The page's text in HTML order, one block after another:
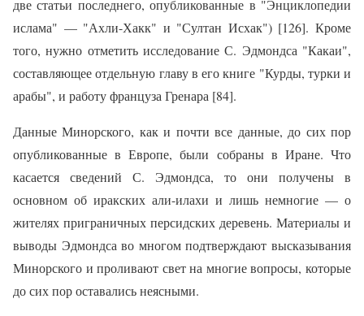
две статьи последнего, опубли­кованные в "Энциклопедии
ислама" — "Ахли-Хакк" и "Султан Исхак") [126]. Кроме
того, нужно отметить исследование С. Эдмондса "Какаи",
состав­ляющее отдельную главу в его книге "Курды, турки и
арабы", и работу француза Гренара [84].
Данные Минорского, как и почти все данные, до сих пор
опублико­ванные в Европе, были собраны в Иране. Что
касается сведений С. Эдмондса, то они получены в
основном об иракских али-илахи и лишь немногие — о
жителях приграничных персидских деревень. Материалы и
выводы Эдмондса во многом подтверждают высказывания
Минорс­кого и проливают свет на многие вопросы, которые
до сих пор остава­лись неясными.